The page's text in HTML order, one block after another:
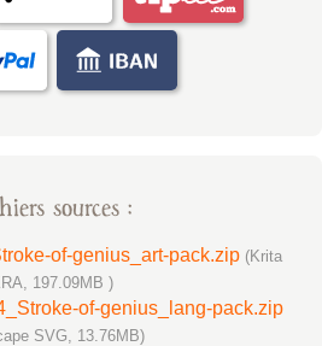
sources :
of-genius_art-pack.zip (Krita
197.09MB )
of-genius_lang-pack.zip
SVG, 13.76MB)